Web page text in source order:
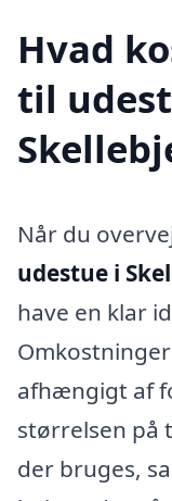
Hvad
til
Når du
udestue i
have en klar
afhængigt af
størrelsen på
der bruges,